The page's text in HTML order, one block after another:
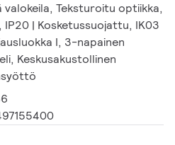
valokeila, Teksturoitu optiikka,
| Kosketussuojattu, IK03
I, 3-napainen
Keskusakustollinen